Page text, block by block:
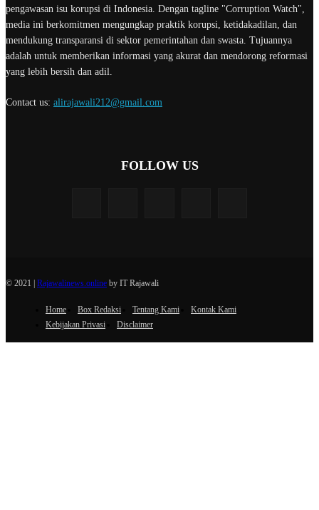
pengawasan isu korupsi di Indonesia. Dengan tagline "Corruption Watch",
media ini berkomitmen mengungkap praktik korupsi, ketidakadilan, dan
mendukung transparansi di sektor pemerintahan dan swasta. Tujuannya
adalah untuk memberikan informasi yang akurat dan mendorong reformasi
yang lebih bersih dan adil.
Contact us: alirajawali212@gmail.com
FOLLOW US
© 2021 | Rajawalinews.online by IT Rajawali
Home Box Redaksi Tentang Kami
Kontak Kami
Kebijakan Privasi
Disclaimer